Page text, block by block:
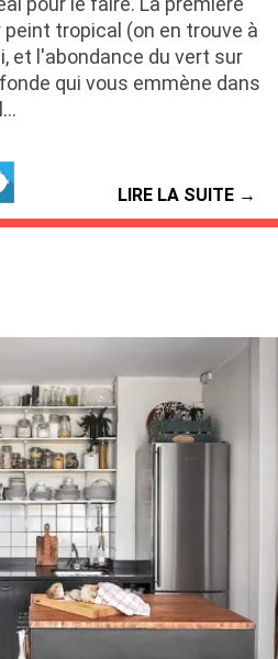
tropical (on en trouve à
et l'abondance du vert sur
qui vous emmène dans
LIRE LA SUITE →